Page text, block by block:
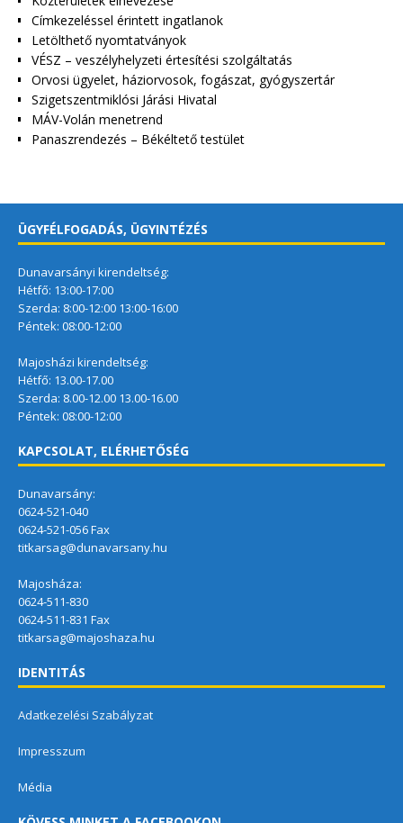
Címkezeléssel érintett ingatlanok
Letölthető nyomtatványok
VÉSZ – veszélyhelyzeti értesítési szolgáltatás
Orvosi ügyelet, háziorvosok, fogászat, gyógyszertár
Szigetszentmiklósi Járási Hivatal
MÁV-Volán menetrend
Panaszrendezés – Békéltető testület
ÜGYFÉLFOGADÁS, ÜGYINTÉZÉS
Dunavarsányi kirendeltség:
Hétfő: 13:00-17:00
Szerda: 8:00-12:00 13:00-16:00
Péntek: 08:00-12:00
Majosházi kirendeltség:
Hétfő: 13.00-17.00
Szerda: 8.00-12.00 13.00-16.00
Péntek: 08:00-12:00
KAPCSOLAT, ELÉRHETŐSÉG
Dunavarsány:
0624-521-040
0624-521-056 Fax
titkarsag@dunavarsany.hu
Majosháza:
0624-511-830
0624-511-831 Fax
titkarsag@majoshaza.hu
IDENTITÁS
Adatkezelési Szabályzat
Impresszum
Média